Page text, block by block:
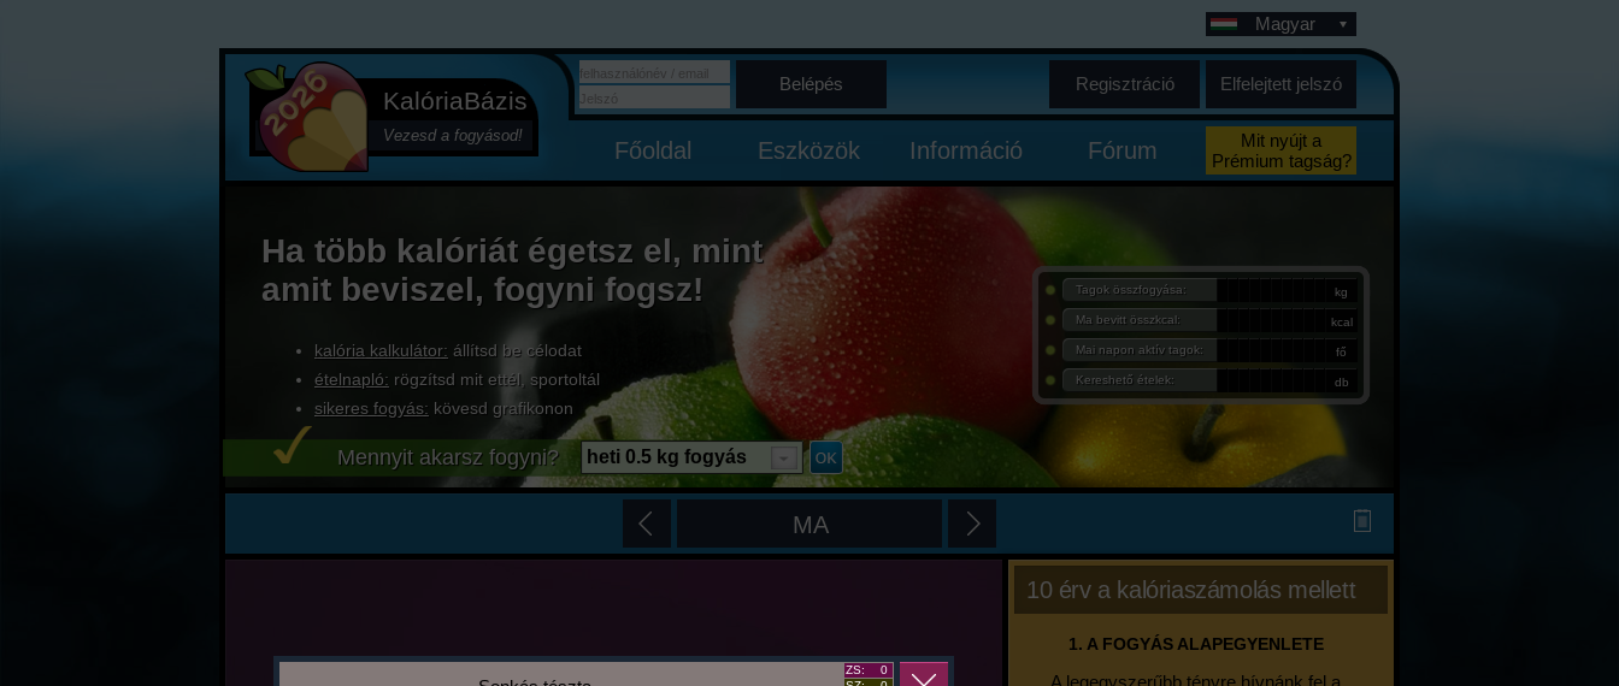
KalóriaBázis
Vezesd a fogyásod!
Magyar
Belépés Regisztráció Elfelejtett jelszó
Főoldal Eszközök Információ Fórum
Mit nyújt a
Prémium tagság?
Ha több kalóriát égetsz el, mint
amit beviszel, fogyni fogsz!
kalória kalkulátor: állítsd be célodat
ételnapló: rögzítsd mit ettél, sportoltál
sikeres fogyás: kövesd grafikonon
Tagok összfogyása: kg
Ma bevitt összkcal: kcal
Mai napon aktív tagok: fő
Kereshető ételek: db
Mennyit akarsz fogyni? heti 0.5 kg fogyás
MA
10 érv a kalóriaszámolás mellett
1. A FOGYÁS ALAPEGYENLETE
A legegyszerűbb tényre hívnánk fel a
ZS:
0